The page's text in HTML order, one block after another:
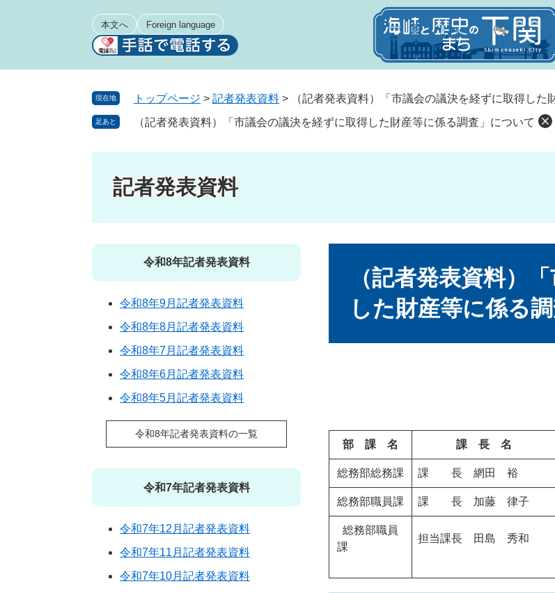
本文へ Foreign language
現在地 トップページ > 記者発表資料 > （記者発表資料）「市議会の議決を経ずに取得した
足あと （記者発表資料）「市議会の議決を経ずに取得した財産等に係る調査」について
記者発表資料
（記者発表資料）
した財産等に係る
部 課 名 課 長 名
総務部総務課 課 長 網田 裕
総務部職員課 課 長 加藤 律子
総務部職員
課
担当課長 田島 秀和
令和8年記者発表資料
令和8年9月記者発表資料
令和8年8月記者発表資料
令和8年7月記者発表資料
令和8年6月記者発表資料
令和8年5月記者発表資料
令和8年記者発表資料の一覧
令和7年記者発表資料
令和7年12月記者発表資料
令和7年11月記者発表資料
令和7年10月記者発表資料